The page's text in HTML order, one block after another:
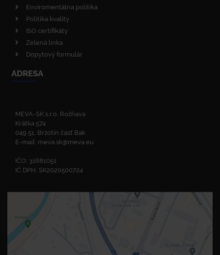
Enviromentálna politika
Politika kvality
ISO certifikáty
Zelená linka
Dopytový formulár
ADRESA
MEVA-SK s.r.o. Rožňava
Krátka 574
049 51, Brzotín časť Bak
E-mail: meva.sk@meva.eu
IČO: 31681051
IČ DPH: SK2020500724